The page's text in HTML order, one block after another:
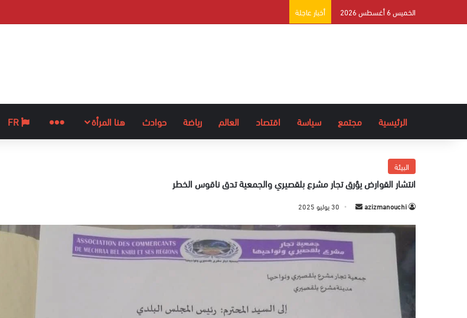
الخميس 6 أغسطس 2026 أخبار عاجلة
الرئيسية مجتمع سياسة اقتصاد العالم رياضة حوادث هنا المرأة المزيد
البيئة
انتشار القوارض يؤرق تجار مشرع بلقصيري والجمعية تدق ناقوس الخطر
azizmanouchi
س
ل
ب
ر
30 يوليو 2025